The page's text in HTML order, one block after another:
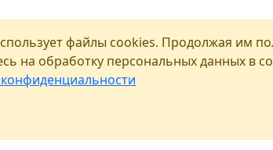
консультант на рынке
к нам с любыми вопросами!
данных
файлы cookies. Продолжая им
на обработку персональных данных в